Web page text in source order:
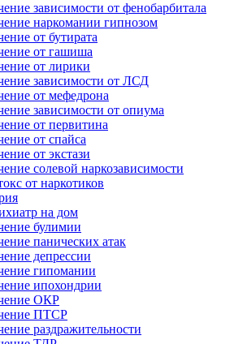
зависимости от фенобарбитала
наркомании гипнозом
от бутирата
от гашиша
от лирики
зависимости от ЛСД
от мефедрона
зависимости от опиума
от первитина
от спайса
от экстази
солевой наркозависимости
от наркотиков
на дом
булимии
панических атак
депрессии
гипомании
ипохондрии
ОКР
ПТСР
раздражительности